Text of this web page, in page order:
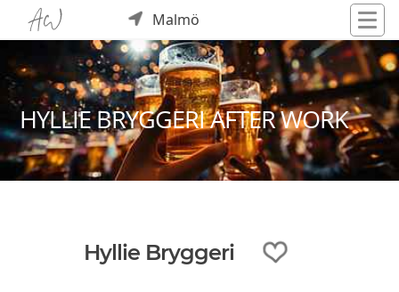
Malmö
HYLLIE BRYGGERI AFTER WORK
Hyllie Bryggeri